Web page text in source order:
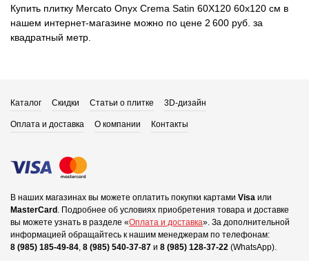
Купить плитку Mercato Onyx Crema Satin 60X120 60x120 см в
нашем интернет-магазине можно по цене 2 600 руб. за
квадратный метр.
Каталог Скидки Статьи о плитке 3D-дизайн
Оплата и доставка О компании Контакты
В наших магазинах вы можете оплатить покупки картами Visa или
MasterCard . Подробнее об условиях приобретения товара и доставке
вы можете узнать в разделе «Оплата и доставка». За дополнительной
информацией обращайтесь к нашим менеджерам по телефонам:
8 (985) 185-49-84, 8 (985) 540-37-87 и 8 (985) 128-37-22 (WhatsApp).